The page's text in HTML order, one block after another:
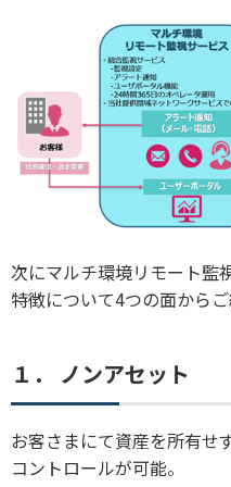
次にマルチ環境リモート監
特徴について4つの面からご
１． ノンアセット
お客さまにて資産を所有せ
コントロールが可能。